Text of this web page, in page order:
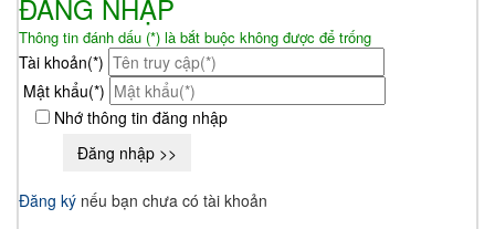
ĐĂNG NHẬP
Thông tin đánh dấu (*) là bắt buộc không được để trống
Tài khoản(*)
Mật khẩu(*)
Nhớ thông tin đăng nhập
Đăng ký nếu bạn chưa có tài khoản